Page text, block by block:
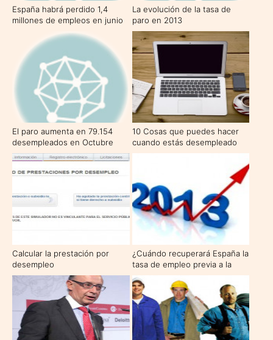
España habrá perdido 1,4
millones de empleos en junio
La evolución de la tasa de
paro en 2013
El paro aumenta en 79.154
desempleados en Octubre
10 Cosas que puedes hacer
cuando estás desempleado
Calcular la prestación por
desempleo
¿Cuándo recuperará España la
tasa de empleo previa a la
crisis?